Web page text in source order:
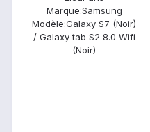
Marque:Samsung
Modèle:Galaxy S7 (Noir)
/ Galaxy tab S2 8.0 Wifi
(Noir)